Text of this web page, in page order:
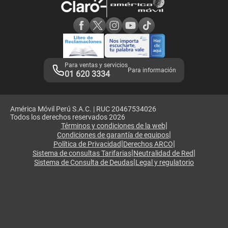
Adquirientes iPhone 6, 6S y SE
Mensaje de Seguridad
Términos y Condiciones de Tienda Claro
Libro de Reclamaciones
Legales de marketplace
Para ventas y servicios
01 620 3334 Para información
América Móvil Perú S.A.C. | RUC 20467534026
Todos los derechos reservados 2026
Términos y condiciones de la web|
Condiciones de garantía de equipos|
Política de Privacidad|Derechos ARCO|
Sistema de consultas Tarifarias|Neutralidad de Red|
Sistema de Consulta de Deudas|Legal y regulatorio